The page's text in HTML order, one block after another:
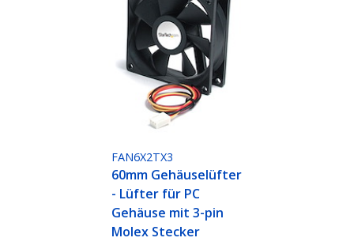
FAN6X2TX3
60mm Gehäuselüfter
- Lüfter für PC
Gehäuse mit 3-pin
Molex Stecker